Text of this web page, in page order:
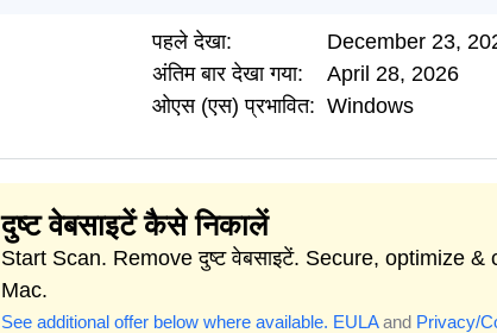
पहले देखा:
December 23,
अंतिम बार देखा गया:
April 28, 2026
ओएस (एस) प्रभावित: Windows
दुष्ट वेबसाइटें कैसे निकालें
Start Scan. Remove दुष्ट वेबसाइटें. Secure, optimize &
Mac.
See additional offer below where available. EULAand Privacy/